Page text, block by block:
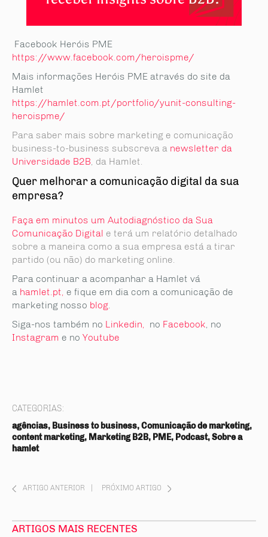
Facebook Heróis PME
https://www.facebook.com/heroispme/
Mais informações Heróis PME através do site da
Hamlet
https://hamlet.com.pt/portfolio/yunit-consulting-
heroispme/
Para saber mais sobre marketing e comunicação
business-to-business subscreva a newsletter da
Universidade B2B, da Hamlet.
Quer melhorar a comunicação digital da sua
empresa?
Faça em minutos um Autodiagnóstico da Sua
Comunicação Digital e terá um relatório detalhado
sobre a maneira como a sua empresa está a tirar
partido (ou não) do marketing online.
Para continuar a acompanhar a Hamlet vá
a hamlet.pt, e fique em dia com a comunicação de
marketing nosso blog.
Siga-nos também no Linkedin, no Facebook, no
Instagram e no Youtube
CATEGORIAS:
agências, Business to business, Comunicação de marketing,
content marketing, Marketing B2B, PME, Podcast, Sobre a
hamlet
ARTIGO ANTERIOR PRÓXIMO ARTIGO
ARTIGOS MAIS RECENTES